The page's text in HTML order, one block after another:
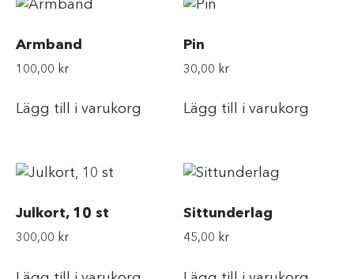
Armband
100,00 kr
Lägg till i varukorg
Pin
30,00 kr
Lägg till i varukorg
Julkort, 10 st
300,00 kr
Sittunderlag
45,00 kr